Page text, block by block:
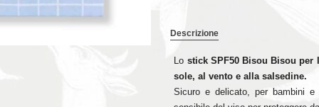
quantità
Descrizione
Lo stick SPF50 Bisou Bisou per
sole, al vento e alla salsedine.
Sicuro e delicato, per bambini